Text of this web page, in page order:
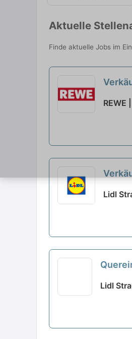
Aktuelle
Finde aktuelle Jobs im
REWE
Lidl
Lidl